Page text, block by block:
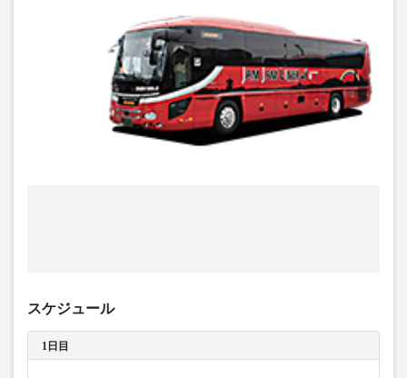
スケジュール
1日目